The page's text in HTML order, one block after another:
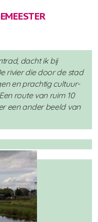
dacht ik bij
rivier die door de stad
en prachtig cultuur-
route van ruim 10
een ander beeld van